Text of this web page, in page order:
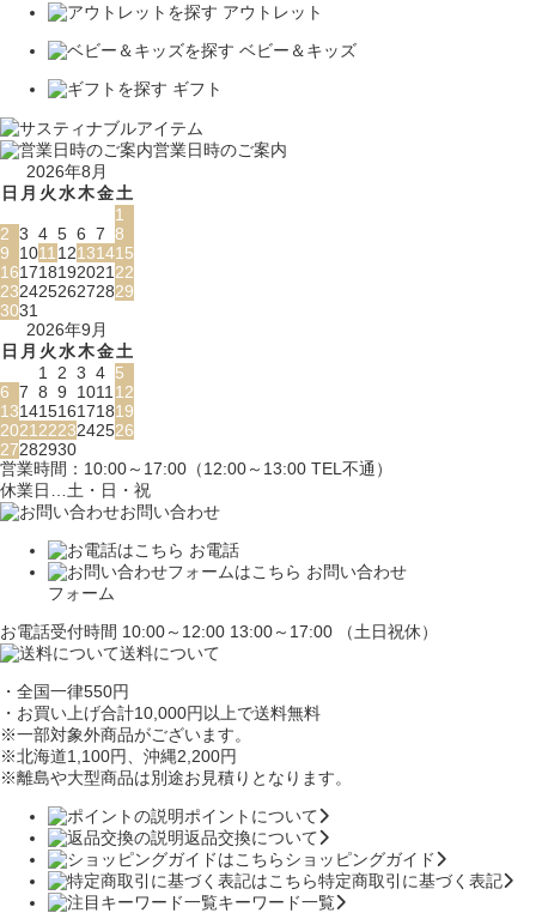
アウトレット
ベビー＆キッズ
ギフト
営業日時のご案内
2026年8月
日 月 火水木金土
1
2 3 4 5 6 7 8
9
1011 12131415
161718192021 22
23242526272829
3031
2026年9月
日 月 火水木金土
1
2 3 4 5
6 7 8 9 1011 12
13141516171819
2021 2223242526
27282930
営業時間：10:00～17:00（12:00～13:00 TEL不通）
休業日…土・日・祝
お問い合わせ
お電話
お問い合わせ
フォーム
お電話受付時間 10:00～12:00 13:00～17:00 （土日祝休）
送料について
・全国一律550円
・お買い上げ合計10,000円以上で送料無料
※一部対象外商品がございます。
※北海道1,100円 、沖縄2,200円
※離島や大型商品は別途お見積りとなります。
ポイントについて
返品交換について
ショッピングガイド
特定商取引に基づく表記
キーワード一覧